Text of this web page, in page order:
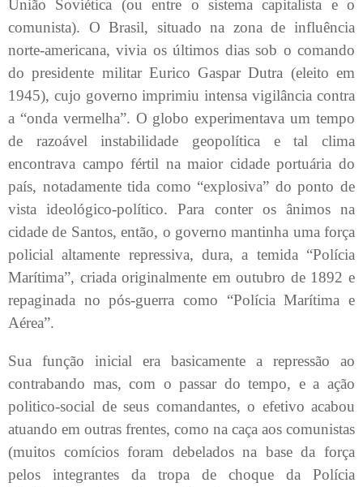
União Soviética (ou entre o sistema capitalista e o
comunista). O Brasil, situado na zona de influência
norte-americana, vivia os últimos dias sob o comando
do presidente militar Eurico Gaspar Dutra (eleito em
1945), cujo governo imprimiu intensa vigilância contra
a “onda vermelha”. O globo experimentava um tempo
de razoável instabilidade geopolítica e tal clima
encontrava campo fértil na maior cidade portuária do
país, notadamente tida como “explosiva” do ponto de
vista ideológico-político. Para conter os ânimos na
cidade de Santos, então, o governo mantinha uma força
policial altamente repressiva, dura, a temida “Polícia
Marítima”, criada originalmente em outubro de 1892 e
repaginada no pós-guerra como “Polícia Marítima e
Aérea”.
Sua função inicial era basicamente a repressão ao
contrabando mas, com o passar do tempo, e a ação
politico-social de seus comandantes, o efetivo acabou
atuando em outras frentes, como na caça aos comunistas
(muitos comícios foram debelados na base da força
pelos integrantes da tropa de choque da Polícia